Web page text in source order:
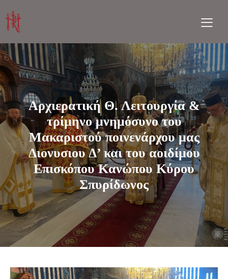
Aρχιερατική Θ. Λειτουργία &
τρίμηνο μνημόσυνο του
Μακαριστού ποινενάρχου μας
Διονυσιου Δ’ και του αοιδίμου
Επισκόπου Κανώπου Κύρου
Σπυρίδωνος